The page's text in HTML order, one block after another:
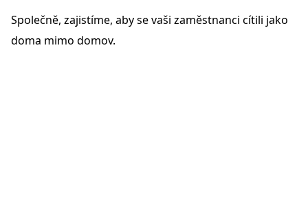
Společně, zajistíme, aby se vaši zaměstnanci cítili jako
doma mimo domov.